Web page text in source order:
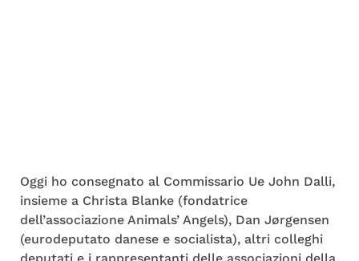
Oggi ho consegnato al Commissario Ue John Dalli,
insieme a Christa Blanke (fondatrice
dell’associazione Animals’ Angels), Dan Jørgensen
(eurodeputato danese e socialista), altri colleghi